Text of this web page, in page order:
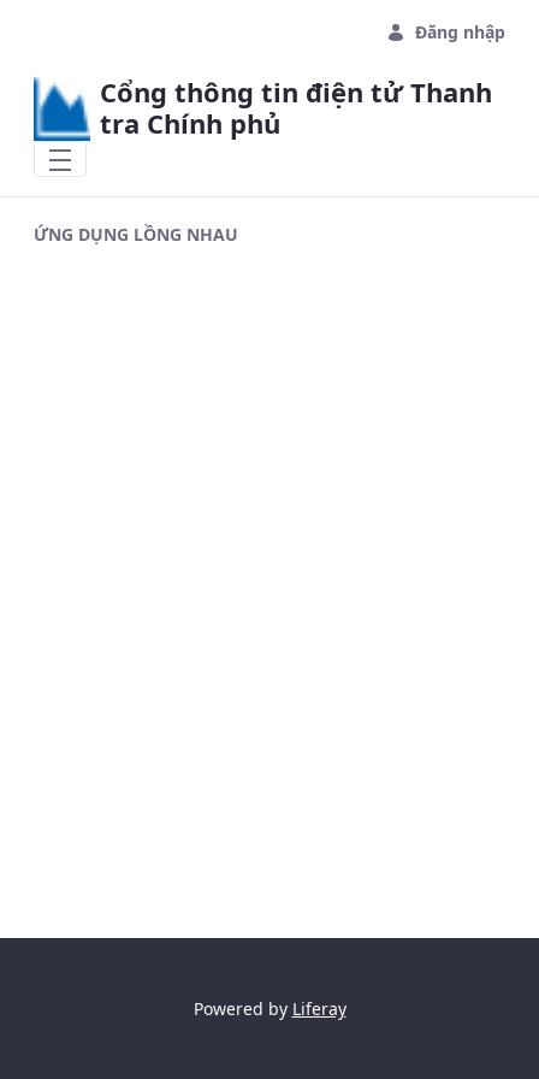
Đăng nhập
Cổng thông tin điện tử Thanh
tra Chính phủ
ỨNG DỤNG LỒNG NHAU
Powered by Liferay